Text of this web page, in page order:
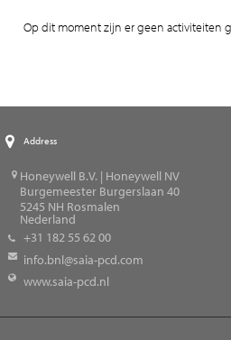
Op dit moment zijn er geen activiteiten
Address
Honeywell B.V. | Honeywell NV
Burgemeester Burgerslaan 40
5245 NH Rosmalen
Nederland
+31 182 55 62 00
info.bnl@saia-pcd.com
www.saia-pcd.nl